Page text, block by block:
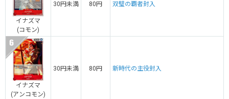
イナズマ
(コモン)
30円未満 80円 双璧の覇者封入
イナズマ
(アンコモン)
30円未満 80円 新時代の主役封入